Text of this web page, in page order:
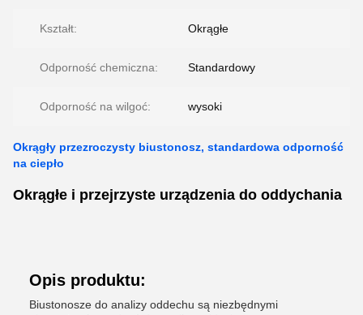
Kształt: Okrągłe
Odporność chemiczna: Standardowy
Odporność na wilgoć: wysoki
Okrągły przezroczysty biustonosz, standardowa odporność
na ciepło
Okrągłe i przejrzyste urządzenia do oddychania
Opis produktu:
Biustonosze do analizy oddechu są niezbędnymi